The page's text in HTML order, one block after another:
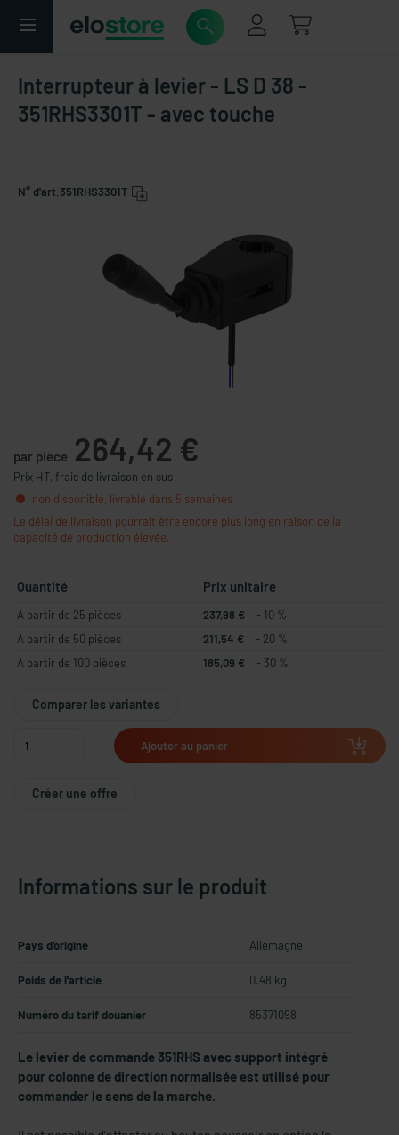
Interrupteur à levier - LS D 38 -
351RHS3301T - avec touche
N° d'art. 351RHS3301T
par pièce 264,42 €
Prix HT, frais de livraison en sus
non disponible, livrable dans 5 semaines
Le délai de livraison pourrait être encore plus long en raison de la
capacité de production élevée.
Quantité Prix unitaire
À partir de 25 pièces 237,98 €
- 10 %
À partir de 50 pièces
211,54 €
- 20 %
À partir de 100 pièces
185,09 € - 30 %
Comparer les variantes
Ajouter au panier
Créer une offre
Informations sur le produit
Pays d'origine Allemagne
Poids de l'article 0.48 kg
Numéro du tarif douanier 85371098
Le levier de commande 351RHS avec support intégré
pour colonne de direction normalisée est utilisé pour
commander le sens de la marche.